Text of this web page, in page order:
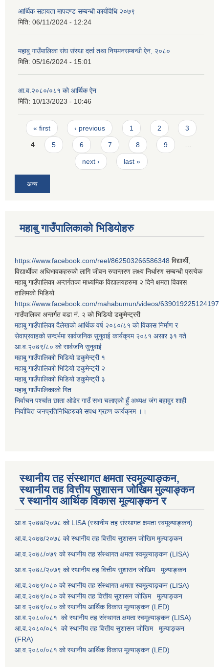
आर्थिक सहायता मापदण्ड सम्बन्धी कार्यविधि २०७९
मिति: 06/11/2024 - 12:24
महाबु गाउँपालिका संघ संस्था दर्ता तथा नियमनसम्बन्धी ऐन, २०८०
मिति: 05/16/2024 - 15:01
आ.व.२०८०/०८१ को आर्थिक ऐन
मिति: 10/13/2023 - 10:46
Pages
« first ‹ previous 1 2 3
4 5 6 7 8 9
next › last »
अन्य
महाबु गाउँपालिकाको भिडियोहरु
https://www.facebook.com/reel/862503266586348 विद्यार्थी,
विद्यार्थीका अधिभावकहरुको लागि जीवन रुपान्तरण लक्ष्य निर्धारण सम्बन्धी प्रत्येक
महाबु गाउँपालिका अन्तर्गतका माध्यमिक विद्यालयहरुमा २ दिने क्षमता विकास
तालिमको भिडियो
https://www.facebook.com/mahabumun/videos/639019225124197
गाउँपालिका अन्तर्गत वडा नं. २ को भिडियो डकुमेन्ट्ररी
महाबु गाउँपालिका दैलेखको आर्थिक वर्ष २०८०/८१ को विकास निर्माण र
सेवाप्रवाहको सन्दर्भमा सार्वजनिक सुनुवाई कार्यक्रम २०८१ असार ३१ गते
आ.व.२०७९/८० को सार्वजनि सुनुवाई
महाबु गाउँपालिकाो भिडियो डकुमेन्ट्री १
महाबु गाउँपालिकाो भिडियो डकुमेन्ट्री २
महाबु गाउँपालिकाो भिडियो डकुमेन्ट्री ३
महाबु गाउँपालिकाको गित
निर्वाचन पर्श्चात छाता ओडेर गाउँ सभा चलाएको हुँ अध्यक्ष जंग बहादुर शाही
निर्वाचित जनप्रतिनिधिहरुको सपथ ग्रहण कार्यक्रम ।।
स्थानीय तह संस्थागत क्षमता स्वमूल्याङ्कन,
स्थानीय तह वित्तीय सुशासन जोखिम मुल्याङ्कन
र स्थानीय आर्थिक विकास मूल्याङ्कन र
आ.व.२०७७/२०७८ को LISA (स्थानीय तह संस्थागत क्षमता स्वमूल्याङ्कन)
आ.व.२०७७/२०७८ को स्थानीय तह वित्तीय सुशासन जोखिम मुल्याङ्कन
आ.व.२०७८/०७९ को स्थानीय तह संस्थागत क्षमता स्वमूल्याङ्कन (LISA)
आ.व.२०७८/२०७९ को स्थानीय तह वित्तीय सुशासन जोखिम मुल्याङ्कन
आ.व.२०७९/०८० को स्थानीय तह संस्थागत क्षमता स्वमूल्याङ्कन (LISA)
आ.व.२०७९/०८० को स्थानीय तह वित्तीय सुशासन जोखिम मुल्याङ्कन
आ.व.२०७९/०८० को स्थानीय आर्थिक विकास मूल्याङ्कन (LED)
आ.व.२०८०/०८१ को स्थानीय तह संस्थागत क्षमता स्वमूल्याङ्कन (LISA)
आ.व.२०८०/०८१ को स्थानीय तह वित्तीय सुशासन जोखिम मुल्याङ्कन
(FRA)
आ.व.२०८०/०८१ को स्थानीय आर्थिक विकास मूल्याङ्कन (LED)